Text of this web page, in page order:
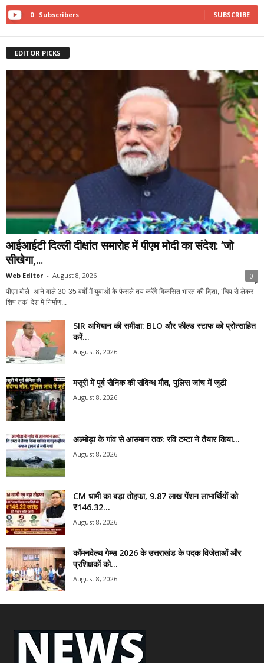
0 Subscribers SUBSCRIBE
EDITOR PICKS
आईआईटी दिल्ली दीक्षांत समारोह में पीएम मोदी का संदेश: ‘जो
सीखेगा,...
Web Editor - August 8, 2026 0
पीएम बोले- आने वाले 30-35 वर्षों में युवाओं के फैसले तय करेंगे विकसित भारत की दिशा, ‘चिप से लेकर
शिप तक’ देश में निर्माण...
SIR अभियान की समीक्षा: BLO और फील्ड स्टाफ को प्रोत्साहित
करें...
August 8, 2026
मसूरी में पूर्व सैनिक की संदिग्ध मौत, पुलिस जांच में जुटी
August 8, 2026
अल्मोड़ा के गांव से आसमान तक: रवि टम्टा ने तैयार किया...
August 8, 2026
CM धामी का बड़ा तोहफा, 9.87 लाख पेंशन लाभार्थियों को
₹146.32...
August 8, 2026
कॉमनवेल्थ गेम्स 2026 के उत्तराखंड के पदक विजेताओं और
प्रशिक्षकों को...
August 8, 2026